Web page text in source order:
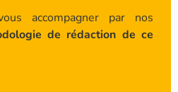
accompagner par nos
de rédaction de ce